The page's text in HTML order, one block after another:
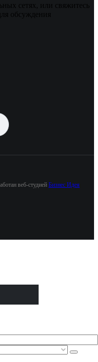
сетях, или свяжитесь
обсуждения
веб-студией Бизнес Идея